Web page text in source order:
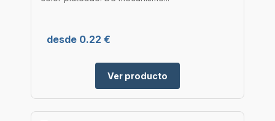
desde 0.22 €
Ver producto